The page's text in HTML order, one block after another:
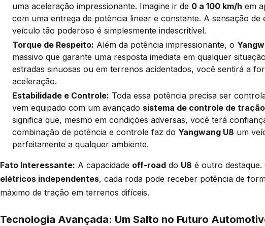
uma aceleração impressionante. Imagine ir de 0 a 100 km/h em
com uma entrega de potência linear e constante. A sensação de
veículo tão poderoso é simplesmente indescritível.
Torque de Respeito: Além da potência impressionante, o
massivo que garante uma resposta imediata em qualquer
estradas sinuosas ou em terrenos acidentados, você sentirá a
aceleração.
Estabilidade e Controle: Toda essa potência precisa ser
vem equipado com um avançado sistema de controle de
significa que, mesmo em condições adversas, você terá
combinação de potência e controle faz do Yangwang U8 um
perfeitamente a qualquer ambiente.
Fato Interessante: A capacidade off-road do U8 é outro destaque.
elétricos independentes, cada roda pode receber potência de
máximo de tração em terrenos difíceis.
Tecnologia Avançada: Um Salto no Futuro